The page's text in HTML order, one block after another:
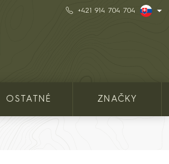
+421 914 704 704
OSTATNÉ ZNAČKY